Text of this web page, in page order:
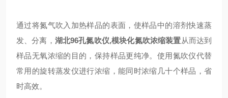
通过将氮气吹入加热样品的表面，使样品中的溶剂快速蒸
发、分离， 湖北96孔氮吹仪,模块化氮吹浓缩装置从而达到
样品无氧浓缩的目的，保持样品更纯净。使用氮吹仪代替
常用的旋转蒸发仪进行浓缩，能同时浓缩几十个样品，省
时高效。